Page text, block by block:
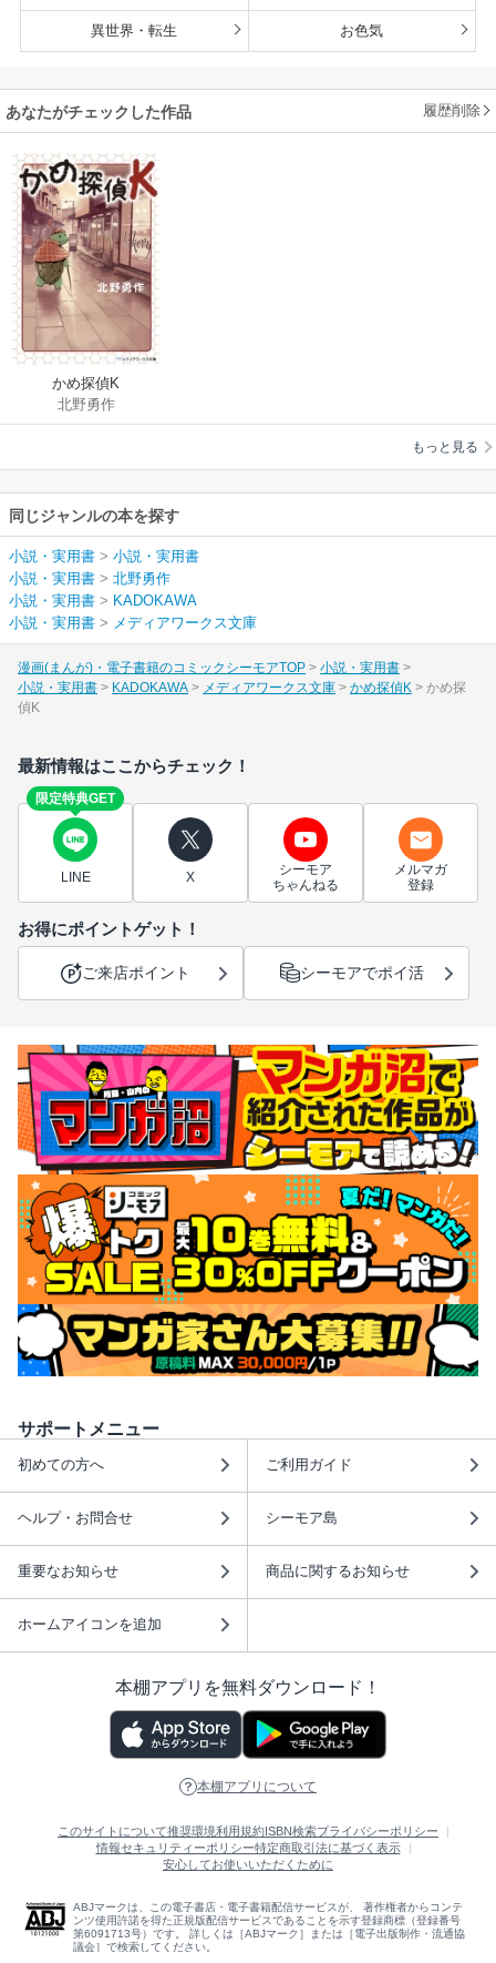
異世界・転生 お色気
あなたがチェックした作品 履歴削除
かめ探偵K
北野勇作
もっと見る
同じジャンルの本を探す
小説・実用書 > 小説・実用書
小説・実用書 > 北野勇作
小説・実用書 > KADOKAWA
小説・実用書 > メディアワークス文庫
漫画(まんが)・電子書籍のコミックシーモアTOP
小説・実用書
小説・実用書
KADOKAWA メディアワークス文庫 かめ探偵K
かめ探
偵K
最新情報はここからチェック！
限定特典GET
LINE X
シーモア
ちゃんねる
メルマガ
登録
お得にポイントゲット！
ご来店ポイント シーモアでポイ活
サポートメニュー
初めての方へ ご利用ガイド
ヘルプ・お問合せ シーモア島
重要なお知らせ 商品に関するお知らせ
ホームアイコンを追加
本棚アプリを無料ダウンロード！
本棚アプリについて
このサイトについて推奨環境利用規約ISBN検索プライバシーポリシー
情報セキュリティーポリシー特定商取引法に基づく表示
安心してお使いいただくために
ABJマークは、この電子書店・電子書籍配信サービスが、 著作権者からコンテ
ンツ使用許諾を得た正規版配信サービスであることを示す登録商標（登録番号
第6091713号）です。 詳しくは［ABJマーク］または［電子出版制作・流通協
議会］で検索してください。